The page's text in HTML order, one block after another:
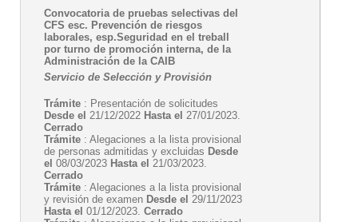
Convocatoria de pruebas selectivas del
CFS esc. Prevención de riesgos
laborales, esp.Seguridad en el treball
por turno de promoción interna, de la
Administración de la CAIB
Servicio de Selección y Provisión
Trámite : Presentación de solicitudes
Desde el 21/12/2022 Hasta el 27/01/2023.
Cerrado
Trámite : Alegaciones a la lista provisional
de personas admitidas y excluidas Desde
el 08/03/2023 Hasta el 21/03/2023.
Cerrado
Trámite : Alegaciones a la lista provisional
y revisión de examen Desde el 29/11/2023
Hasta el 01/12/2023. Cerrado